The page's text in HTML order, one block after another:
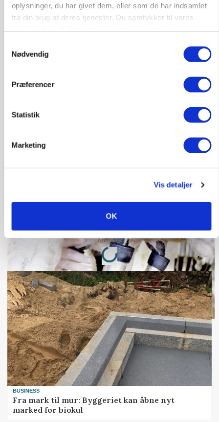
oplysninger, du har givet dem, eller som de har indsamlet
fra din brug af deres tjenester. Du samtykker til vores
Nødvendig
Præferencer
Statistik
Marketing
Vis detaljer
OK
Annonce
BUSINESS
landbrugets ejerstruktur
Russisk mælkepris dykker 23 procent
Annonce
Loading...
BUSINESS
Fra mark til mur: Byggeriet kan åbne nyt
marked for biokul